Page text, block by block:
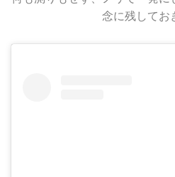
念に残してお